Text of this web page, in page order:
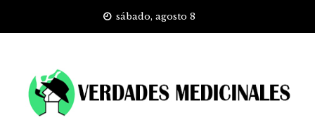
sábado, agosto 8